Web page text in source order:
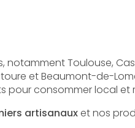
notamment Toulouse,
et Beaumont-de-
pour consommer local et
artisanauxet nos